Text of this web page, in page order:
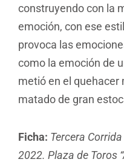
construyendo con la
emoción, con ese
provoca las
como la emoción de
metió en el quehacer
matado de gran
Ficha: Tercera
2022. Plaza de Toros